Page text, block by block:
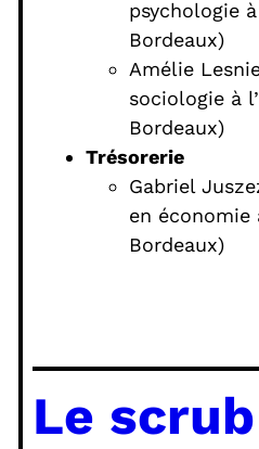
psychologie
Bordeaux)
Amélie
sociologie à
Bordeaux)
Trésorerie
Gabriel
en économie
Bordeaux)
Le scrub